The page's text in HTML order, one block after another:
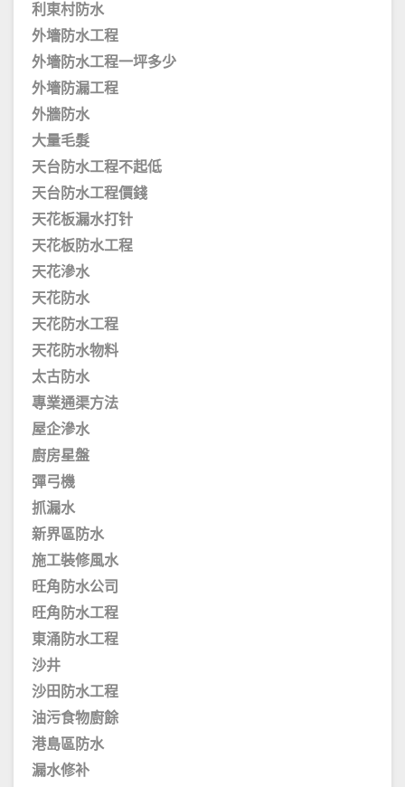
利東村防水
外墻防水工程
外墻防水工程一坪多少
外墻防漏工程
外牆防水
大量毛髮
天台防水工程不起低
天台防水工程價錢
天花板漏水打针
天花板防水工程
天花滲水
天花防水
天花防水工程
天花防水物料
太古防水
專業通渠方法
屋企滲水
廚房星盤
彈弓機
抓漏水
新界區防水
施工裝修風水
旺角防水公司
旺角防水工程
東涌防水工程
沙井
沙田防水工程
油污食物廚餘
港島區防水
漏水修补